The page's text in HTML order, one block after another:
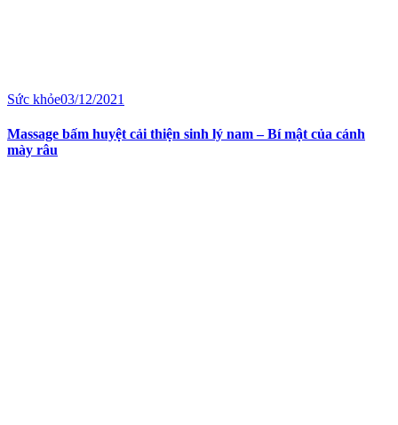
Sức khỏe03/12/2021
Massage bấm huyệt cải thiện sinh lý nam – Bí mật của cánh
mày râu